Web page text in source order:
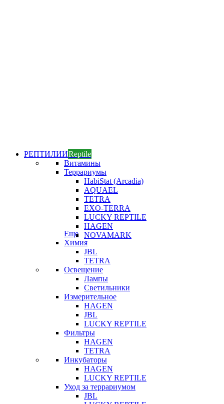
РЕПТИЛИИReptile
Витамины
Террариумы
HabiStat (Arcadia)
AQUAEL
TETRA
EXO-TERRA
LUCKY REPTILE
HAGEN
NOVAMARK
Еще
Химия
JBL
TETRA
Освещение
Лампы
Светильники
Измерительное
HAGEN
JBL
LUCKY REPTILE
Фильтры
HAGEN
TETRA
Инкубаторы
HAGEN
LUCKY REPTILE
Уход за террариумом
JBL